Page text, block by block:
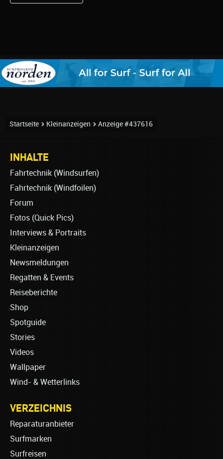
Startseite Kleinanzeigen Anzeige #437616
INHALTE
Fahrtechnik (Windsurfen)
Fahrtechnik (Windfoilen)
Forum
Fotos (Quick Pics)
Interviews & Portraits
Kleinanzeigen
Newsmeldungen
Regatten & Events
Reiseberichte
Shop
Spotguide
Stories
Videos
Wallpaper
Wind- & Wetterlinks
VERZEICHNIS
Reparaturanbieter
Surfmarken
Surfreisen